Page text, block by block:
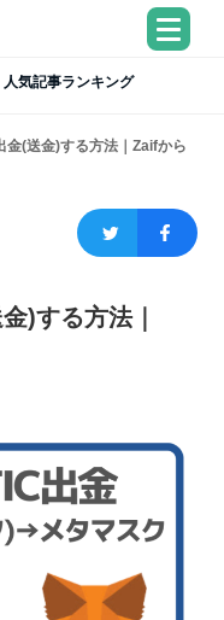
人気記事ランキング
金(送金)する方法｜Zaifから
)する方法｜